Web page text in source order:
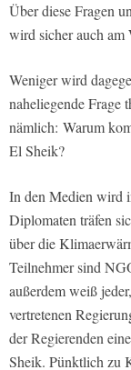
Über diese Fragen
wird sicher auch am
Weniger wird
naheliegende Frage
nämlich: Warum
El Sheik?
In den Medien wird
Diplomaten träfen
über die
Teilnehmer sind
außerdem weiß
vertretenen
der Regierenden
Sheik. Pünktlich zu